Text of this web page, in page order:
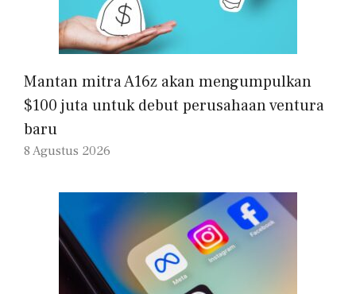
Mantan mitra A16z akan mengumpulkan
$100 juta untuk debut perusahaan ventura
baru
8 Agustus 2026